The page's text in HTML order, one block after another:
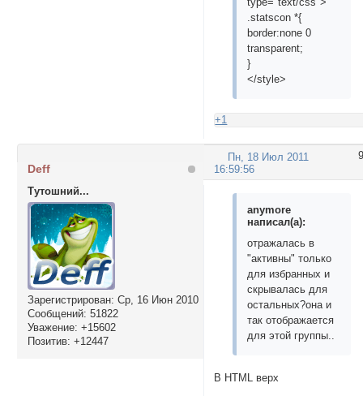
.statscon *{
border:none 0
transparent;
}
</style>
+1
9
Пн, 18 Июл 2011
16:59:56
Deff
Тутошний...
Зарегистрирован: Ср, 16 Июн 2010
Сообщений: 51822
Уважение: +15602
Позитив: +12447
anymore
написал(а):
отражалась в
"активны" только
для избранных и
скрывалась для
остальных?она и
так отображается
для этой группы..
В HTML верх